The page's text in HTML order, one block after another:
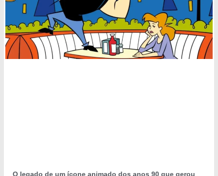
O legado de um ícone animado dos anos 90 que gerou